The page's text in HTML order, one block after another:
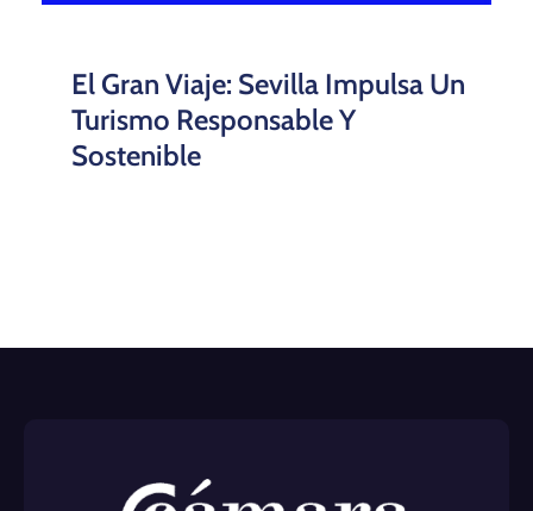
El Gran Viaje: Sevilla Impulsa Un
Turismo Responsable Y
Sostenible